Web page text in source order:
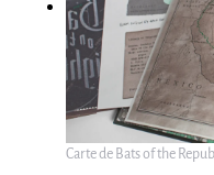
Carte de Bats of the